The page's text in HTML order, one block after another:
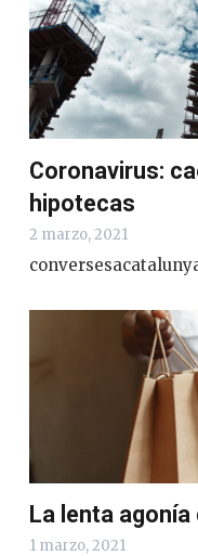
Coronavirus:
hipotecas
2 marzo, 2021
La lenta agonía
1 marzo, 2021